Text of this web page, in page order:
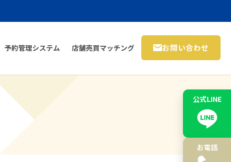
予約管理システム 店舗売買マッチング お問い合わせ
公式LINE
お電話